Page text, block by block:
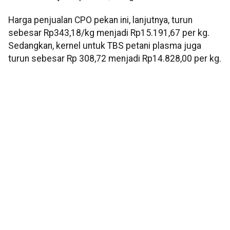
Harga penjualan CPO pekan ini, lanjutnya, turun
sebesar Rp343,18/kg menjadi Rp15.191,67 per kg.
Sedangkan, kernel untuk TBS petani plasma juga
turun sebesar Rp 308,72 menjadi Rp14.828,00 per kg.